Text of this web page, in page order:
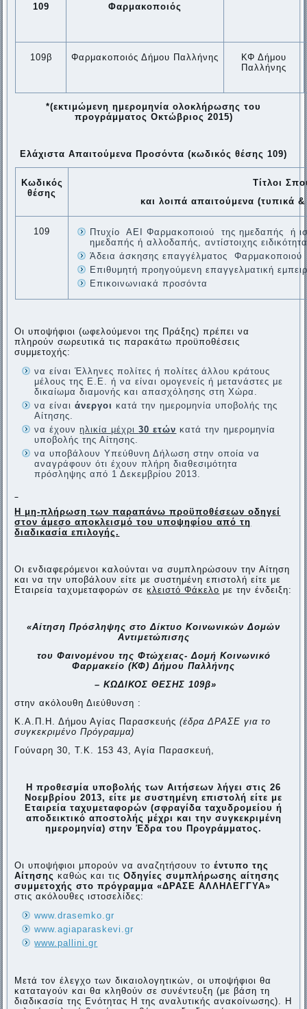
109 Φαρμακοποιός
109β Φαρμακοποιός Δήμου Παλλήνης
ΚΦ Δήμου
Παλλήνης
*(εκτιμώμενη ημερομηνία ολοκλήρωσης του
προγράμματος Οκτώβριος 2015)
Ελάχιστα Απαιτούμενα Προσόντα (κωδικός θέσης 109)
Κωδικός
θέσης
Τίτλοι
και λοιπά απαιτούμενα (τυπικά
109
Πτυχίο ΑΕΙ Φαρμακοποιού της ημεδαπής ή
ημεδαπής ή αλλοδαπής, αντίστοιχης
Άδεια άσκησης επαγγέλματος Φαρμακοποιού
Επιθυμητή προηγούμενη επαγγελματική
Επικοινωνιακά προσόντα
Οι υποψήφιοι (ωφελούμενοι της Πράξης) πρέπει να
πληρούν σωρευτικά τις παρακάτω προϋποθέσεις
συμμετοχής:
να είναι Έλληνες πολίτες ή πολίτες άλλου κράτους
μέλους της Ε.Ε. ή να είναι ομογενείς ή μετανάστες με
δικαίωμα διαμονής και απασχόλησης στη Χώρα.
να είναιάνεργοι κατά την ημερομηνία υποβολής της
Αίτησης.
να έχουνηλικία μέχρι30 ετών κατά την ημερομηνία
υποβολής της Αίτησης.
να υποβάλουν Υπεύθυνη Δήλωση στην οποία να
αναγράφουν ότι έχουν πλήρη διαθεσιμότητα
πρόσληψης από 1 Δεκεμβρίου 2013.
Η μη-πλήρωση των παραπάνω προϋποθέσεων οδηγεί
στον άμεσο αποκλεισμό του υποψηφίου από τη
διαδικασία επιλογής.
Οι ενδιαφερόμενοι καλούνται να συμπληρώσουν την Αίτηση
και να την υποβάλουν είτε με συστημένη επιστολή είτε με
Εταιρεία ταχυμεταφορών σεκλειστό Φάκελο με την ένδειξη:
«Αίτηση Πρόσληψης στο Δίκτυο Κοινωνικών Δομών
Αντιμετώπισης
του Φαινομένου της Φτώχειας- Δομή Κοινωνικό
Φαρμακείο (ΚΦ) Δήμου Παλλήνης
– ΚΩΔΙΚΟΣ ΘΕΣΗΣ 109β»
στην ακόλουθη Διεύθυνση :
Κ.Α.Π.Η. Δήμου Αγίας Παρασκευής(έδρα ΔΡΑΣΕ για το
συγκεκριμένο Πρόγραμμα)
Γούναρη 30, Τ.Κ. 153 43, Αγία Παρασκευή,
Η προθεσμία υποβολής των Αιτήσεων λήγει στις 26
Νοεμβρίου 2013, είτε με συστημένη επιστολή είτε με
Εταιρεία ταχυμεταφορών (σφραγίδα ταχυδρομείου ή
αποδεικτικό αποστολής μέχρι και την συγκεκριμένη
ημερομηνία) στην Έδρα του Προγράμματος.
Οι υποψήφιοι μπορούν να αναζητήσουν το έντυπο της
Αίτησης καθώς και τιςΟδηγίες συμπλήρωσης αίτησης
συμμετοχής στο πρόγραμμα «ΔΡΑΣΕ ΑΛΛΗΛΕΓΓΥΑ»
στις ακόλουθες ιστοσελίδες:
www.drasemko.gr
www.agiaparaskevi.gr
www.pallini.gr‎
Μετά τον έλεγχο των δικαιολογητικών, οι υποψήφιοι θα
καταταγούν και θα κληθούν σε συνέντευξη (με βάση τη
διαδικασία της Ενότητας Η της αναλυτικής ανακοίνωσης). Η